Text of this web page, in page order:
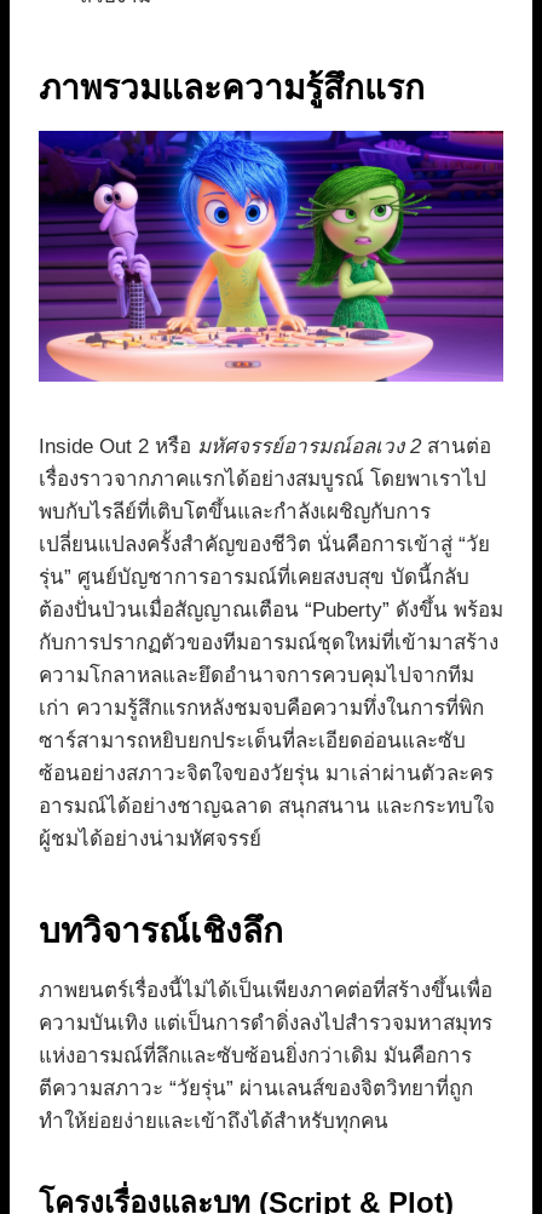
ภาพรวมและความรู้สึกแรก
Inside Out 2 หรือ มหัศจรรย์อารมณ์อลเวง 2สานต่อ
เรื่องราวจากภาคแรกได้อย่างสมบูรณ์ โดยพาเราไป
พบกับไรลีย์ที่เติบโตขึ้นและกำลังเผชิญกับการ
เปลี่ยนแปลงครั้งสำคัญของชีวิต นั่นคือการเข้าสู่ “วัย
รุ่น” ศูนย์บัญชาการอารมณ์ที่เคยสงบสุข บัดนี้กลับ
ต้องปั่นป่วนเมื่อสัญญาณเตือน “Puberty” ดังขึ้น พร้อม
กับการปรากฏตัวของทีมอารมณ์ชุดใหม่ที่เข้ามาสร้าง
ความโกลาหลและยึดอำนาจการควบคุมไปจากทีม
เก่า ความรู้สึกแรกหลังชมจบคือความทึ่งในการที่พิก
ซาร์สามารถหยิบยกประเด็นที่ละเอียดอ่อนและซับ
ซ้อนอย่างสภาวะจิตใจของวัยรุ่น มาเล่าผ่านตัวละคร
อารมณ์ได้อย่างชาญฉลาด สนุกสนาน และกระทบใจ
ผู้ชมได้อย่างน่ามหัศจรรย์
บทวิจารณ์เชิงลึก
ภาพยนตร์เรื่องนี้ไม่ได้เป็นเพียงภาคต่อที่สร้างขึ้นเพื่อ
ความบันเทิง แต่เป็นการดำดิ่งลงไปสำรวจมหาสมุทร
แห่งอารมณ์ที่ลึกและซับซ้อนยิ่งกว่าเดิม มันคือการ
ตีความสภาวะ “วัยรุ่น” ผ่านเลนส์ของจิตวิทยาที่ถูก
ทำให้ย่อยง่ายและเข้าถึงได้สำหรับทุกคน
โครงเรื่องและบท (Script & Plot)